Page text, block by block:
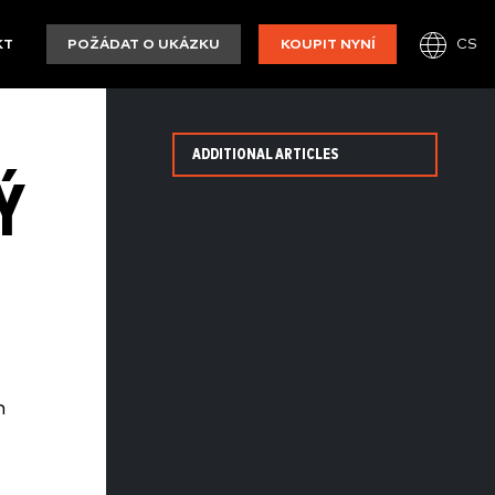
POŽÁDAT O UKÁZKU KOUPIT NYNÍ CS
ADDITIONAL ARTICLES